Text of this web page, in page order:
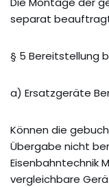
separat
§ 5 Bereitstellung
a) Ersatzgeräte
Können die
Übergabe nicht
Eisenbahntechnik
vergleichbare